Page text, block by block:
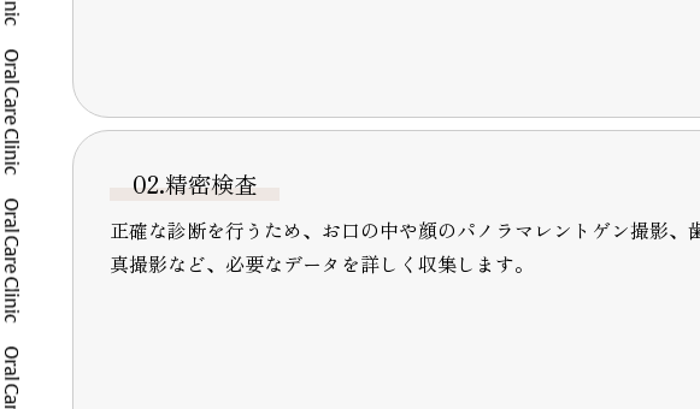
02.精密検査
正確な診断を行うため、お口の中や顔のパノラマレントゲン撮影
真撮影など、必要なデータを詳しく収集します。